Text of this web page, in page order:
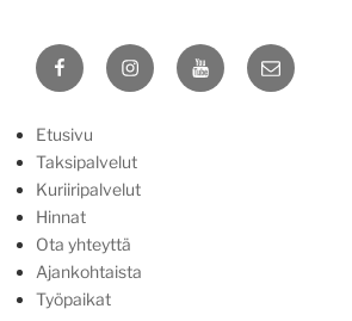
FacebookInstagramYouTubeSähköposti
Etusivu
Taksipalvelut
Kuriiripalvelut
Hinnat
Ota yhteyttä
Ajankohtaista
Työpaikat
Näin saat meihin yhteyden:
Soita ja tilaa.
WhatsApp
Voit tilata myös viestillä.
Ennakkotilaus sähköpostilla
Ei-kiireelliset asiat / ennakkovaraukset